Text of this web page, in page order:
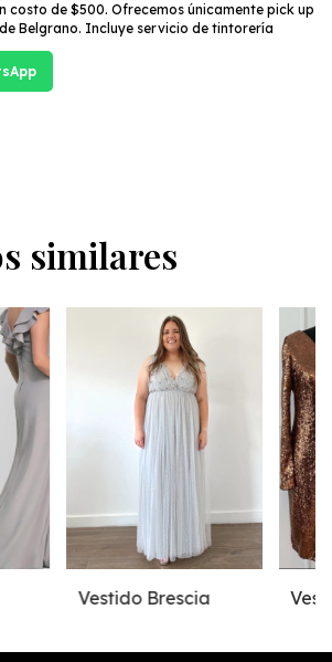
costo de $500. Ofrecemos únicamente pick up
Belgrano. Incluye servicio de tintorería
similares
Vestido Brescia